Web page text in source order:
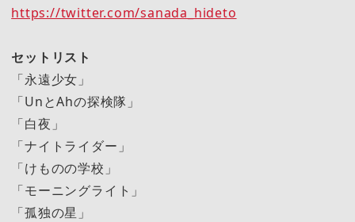
https://twitter.com/sanada_hideto
セットリスト
「永遠少女」
「UnとAhの探検隊」
「白夜」
「ナイトライダー」
「けものの学校」
「モーニングライト」
「孤独の星」